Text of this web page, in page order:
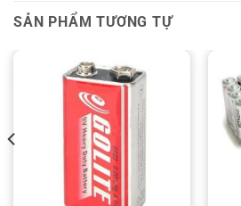
SẢN PHẨM TƯƠNG TỰ